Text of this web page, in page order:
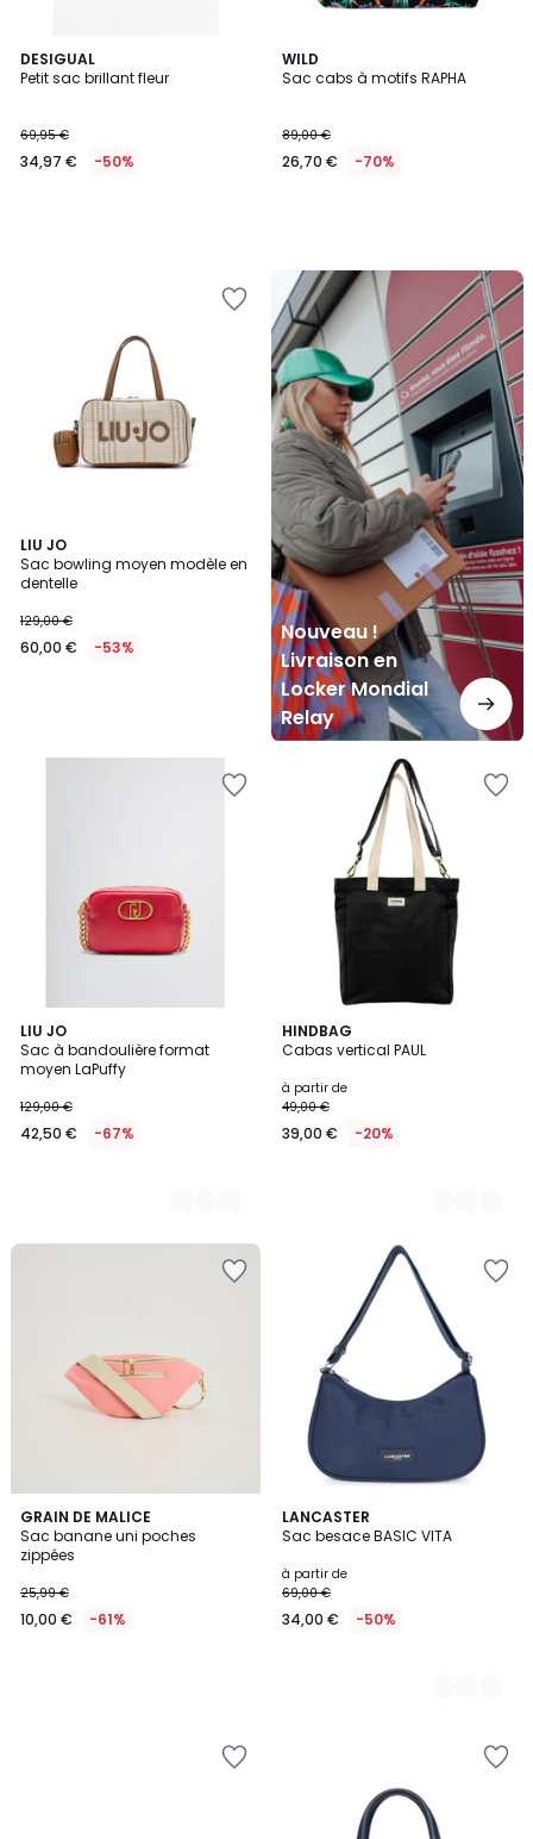
DESIGUAL
Petit sac brillant fleur
69,95 €
34,97 € -50%
WILD
Sac cabs à motifs RAPHA
89,00 €
26,70 € -70%
LIU JO
Sac bowling moyen modèle en
dentelle
129,00 €
60,00 € -53%
Nouveau !
Livraison en
Locker Mondial
Relay
Nouveau
Livraison
en
Locker
Mondial
Relay
LIU JO
Sac à bandoulière format
moyen LaPuffy
129,00 €
42,50 € -67%
2
Couleurs
HINDBAG
Cabas vertical PAUL
à partir de
49,00 €
39,00 € -20%
10
Couleurs
GRAIN DE MALICE
Sac banane uni poches
zippées
25,99 €
10,00 € -61%
LANCASTER
Sac besace BASIC VITA
à partir de
69,00 €
34,00 € -50%
3
Couleurs